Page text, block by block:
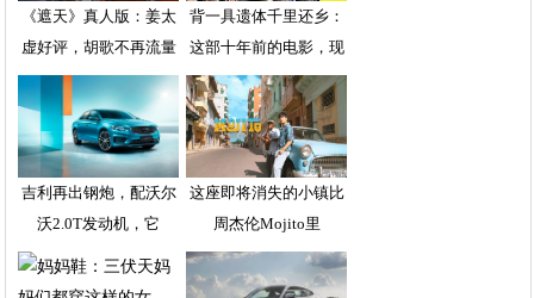
《遮天》真人版：姜太
虚好评，胡歌不再流量
背一具遗体千里还乡：
这部十年前的电影，现
吉利再出钢炮，配沃尔
沃2.0T发动机，它
这座即将消失的小镇比
周杰伦Mojito里